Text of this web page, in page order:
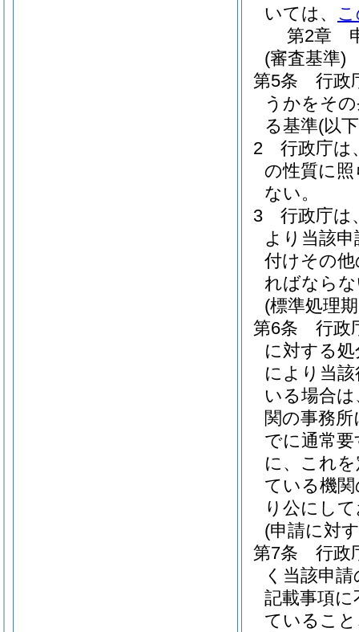
いては、
第2章
(審査基準)
第5条
行政
うかをそ
る基準(以
2
行政庁は
の性質に
ない。
3
行政庁は
より当該
付けその
ればなら
(標準処理
第6条
行政
に対する
により当
いる場合
関の事務
でに通常
に、これ
ている機
り公にし
(申請に対
第7条
行政
く当該申
記載事項
ているこ